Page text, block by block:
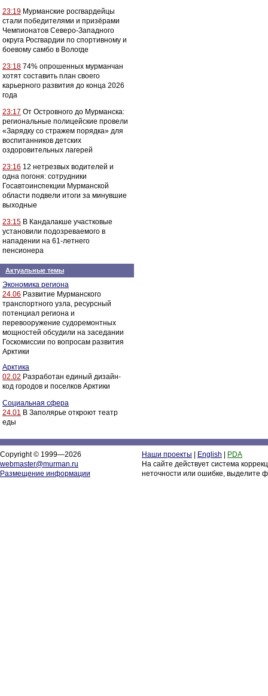
23:19 Мурманские росгвардейцы
стали победителями и призёрами
Чемпионатов Северо-Западного
округа Росгвардии по спортивному и
боевому самбо в Вологде
23:18 74% опрошенных мурманчан
хотят составить план своего
карьерного развития до конца 2026
года
23:17 От Островного до Мурманска:
региональные полицейские провели
«Зарядку со стражем порядка» для
воспитанников детских
оздоровительных лагерей
23:16 12 нетрезвых водителей и
одна погоня: сотрудники
Госавтоинспекции Мурманской
области подвели итоги за минувшие
выходные
23:15 В Кандалакше участковые
установили подозреваемого в
нападении на 61-летнего
пенсионера
Актуальные темы
Экономика региона
24.06 Развитие Мурманского
транспортного узла, ресурсный
потенциал региона и
перевооружение судоремонтных
мощностей обсудили на заседании
Госкомиссии по вопросам развития
Арктики
Арктика
02.02 Разработан единый дизайн-
код городов и поселков Арктики
Социальная сфера
24.01 В Заполярье откроют театр
еды
Copyright © 1999—2026
webmaster@murman.ru
Размещение информации
Наши проекты English
PDA
На сайте действует система
неточности или ошибке, выделите